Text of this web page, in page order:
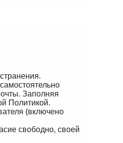
Заполняя
Политикой.
(включено
свободно, своей